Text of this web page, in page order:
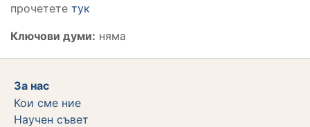
прочетете тук
Ключови думи: няма
За нас
Кои сме ние
Научен съвет